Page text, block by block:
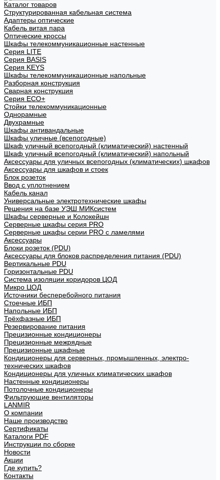
Каталог товаров
Структурированная кабельная система
Адаптеры оптические
Кабель витая пара
Оптические кроссы
Шкафы телекоммуникационные настенные
Cерия LITE
Cерия BASIS
Cерия KEYS
Шкафы телекоммуникационные напольные
Разборная конструкция
Сварная конструкция
Серия ECO+
Стойки телекоммуникационные
Однорамные
Двухрамные
Шкафы антивандальные
Шкафы уличные (всепогодные)
Шкаф уличный всепогодный (климатический) настенный
Шкаф уличный всепогодный (климатический) напольный
Аксессуары для уличных всепогодных (климатических) шкафов
Аксессуары для шкафов и стоек
Блок розеток
Ввод с уплотнением
Кабель канал
Универсальные электротехнические шкафы
Решения на базе УЭШ МИКсистем
Шкафы серверные и Колокейшн
Серверные шкафы серия PRO
Серверные шкафы серии PRO с ламелями
Аксессуары
Блоки розеток (PDU)
Аксессуары для блоков распределения питания (PDU)
Вертикальные PDU
Горизонтальные PDU
Система изоляции коридоров ЦОД
Микро ЦОД
Источники бесперебойного питания
Стоечные ИБП
Напольные ИБП
Трёхфазные ИБП
Резервирование питания
Прецизионные кондиционеры
Прецизионные межрядные
Прецизионные шкафные
Кондиционеры для серверных, промышленных, электро-
технических шкафов
Кондиционеры для уличных климатических шкафов
Настенные кондиционеры
Потолочные кондиционеры
Фильтрующие вентиляторы
LANMIR
О компании
Наше производство
Сертификаты
Каталоги PDF
Инструкции по сборке
Новости
Акции
Где купить?
Контакты